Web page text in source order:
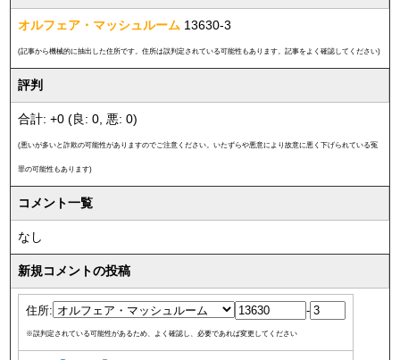
オルフェア・マッシュルーム 13630-3
(記事から機械的に抽出した住所です。住所は誤判定されている可能性もあります。記事をよく確認してください)
評判
合計: +0 (良: 0, 悪: 0)
(悪いが多いと詐欺の可能性がありますのでご注意ください。いたずらや悪意により故意に悪く下げられている冤
罪の可能性もあります)
コメント一覧
なし
新規コメントの投稿
住所: -
※誤判定されている可能性があるため、よく確認し、必要であれば変更してください